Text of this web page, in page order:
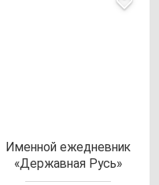
Имен­ной ежед­нев­ник
«Дер­жав­ная Русь»